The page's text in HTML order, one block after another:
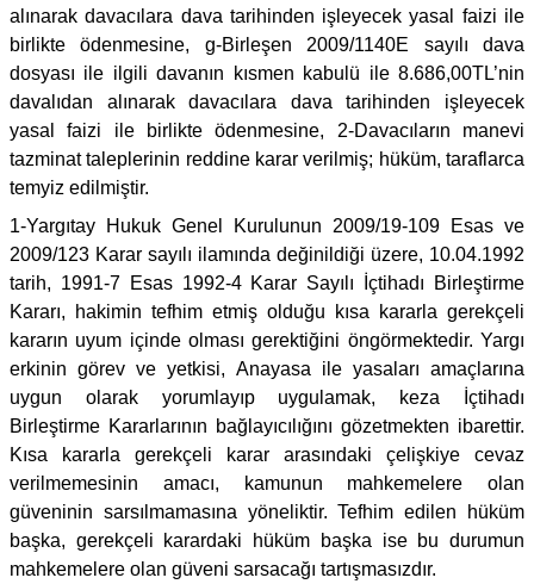
alınarak davacılara dava tarihinden işleyecek yasal faizi ile
birlikte ödenmesine, g-Birleşen 2009/1140E sayılı dava
dosyası ile ilgili davanın kısmen kabulü ile 8.686,00TL’nin
davalıdan alınarak davacılara dava tarihinden işleyecek
yasal faizi ile birlikte ödenmesine, 2-Davacıların manevi
tazminat taleplerinin reddine karar verilmiş; hüküm, taraflarca
temyiz edilmiştir.
1-Yargıtay Hukuk Genel Kurulunun 2009/19-109 Esas ve
2009/123 Karar sayılı ilamında değinildiği üzere, 10.04.1992
tarih, 1991-7 Esas 1992-4 Karar Sayılı İçtihadı Birleştirme
Kararı, hakimin tefhim etmiş olduğu kısa kararla gerekçeli
kararın uyum içinde olması gerektiğini öngörmektedir. Yargı
erkinin görev ve yetkisi, Anayasa ile yasaları amaçlarına
uygun olarak yorumlayıp uygulamak, keza İçtihadı
Birleştirme Kararlarının bağlayıcılığını gözetmekten ibarettir.
Kısa kararla gerekçeli karar arasındaki çelişkiye cevaz
verilmemesinin amacı, kamunun mahkemelere olan
güveninin sarsılmamasına yöneliktir. Tefhim edilen hüküm
başka, gerekçeli karardaki hüküm başka ise bu durumun
mahkemelere olan güveni sarsacağı tartışmasızdır.